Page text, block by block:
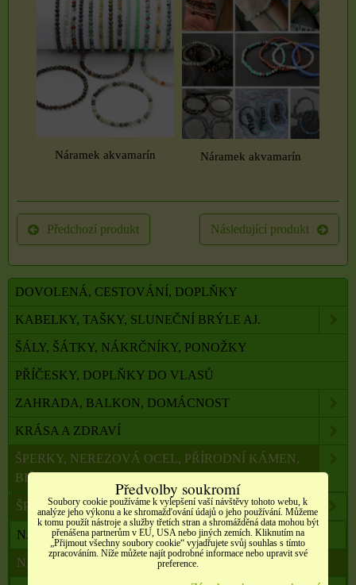
Náramek akvamarín Náramek akvamarín
Předchozí produkt Následující produkt
DOVOLENÁ, CESTOVÁNÍ, DOPLŇKY
KABELKY, TAŠKY, SLUNEČNÍ BRÝLE AJ.
ŠÁLY, ŠÁTKY, NÁKRČNÍKY, PONOŽKY
PŘÍČESKY, DOPLŇKY DO VLASŮ
ZAHRADA, BALKON, DOMÁCNOST
KRÁSA A ZDRAVÍ
ŠPERKY, NEREZOVÁ OCEL, PŘÍRODNÍ KÁMEN,
BIŽUTERIE
ŠPERKY Z PŘÍRODNÍCH LÉČIVÝCH MINERÁLŮ
NÁHRDELNÍKY
NÁRAMKY
Předvolby soukromí
Soubory cookie používáme k vylepšení vaší návštěvy tohoto webu, k
analýze jeho výkonu a ke shromažďování údajů o jeho používání. Můžeme
k tomu použít nástroje a služby třetích stran a shromážděná data mohou být
přenášena partnerům v EU, USA nebo jiných zemích. Kliknutím na
„Přijmout všechny soubory cookie“ vyjadřujete svůj souhlas s tímto
zpracováním. Níže můžete najít podrobné informace nebo upravit své
preference.